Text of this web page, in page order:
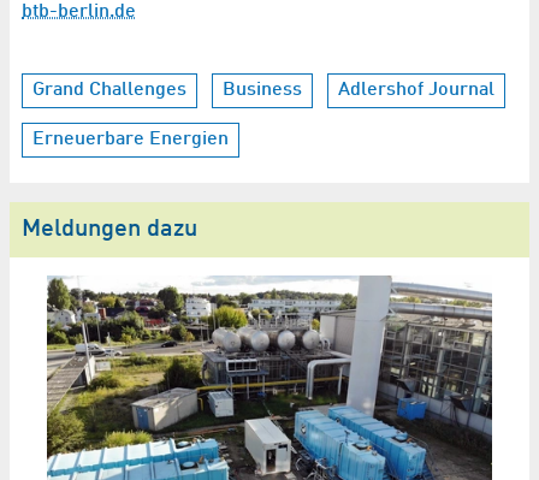
btb-berlin.de
Grand Challenges Business Adlershof Journal
Erneuerbare Energien
Meldungen dazu